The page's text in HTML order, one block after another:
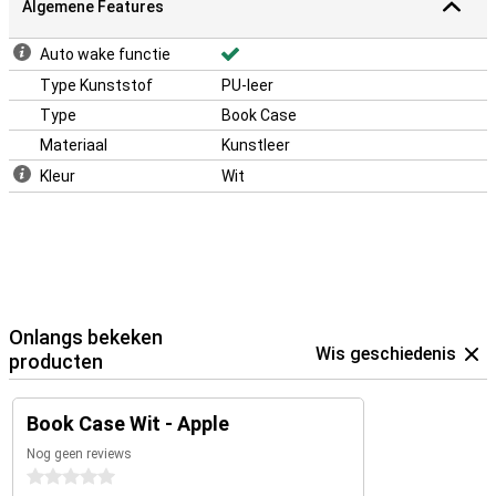
Algemene Features
Auto wake functie
Type Kunststof
PU-leer
Type
Book Case
Materiaal
Kunstleer
Kleur
Wit
Onlangs bekeken
producten
Wis geschiedenis
Book Case Wit - Apple
Nog geen reviews
0 sterren